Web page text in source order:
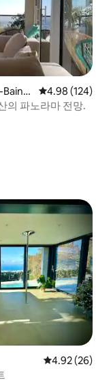
평점 4.98점
4.98 (124)
의 파노라마 전망.
평점 4.92
4.92 (26)